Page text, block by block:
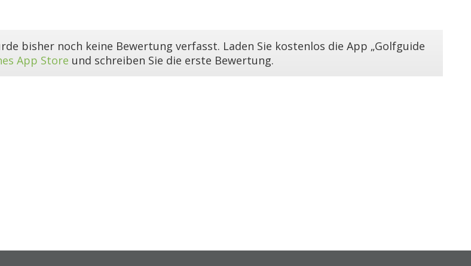
bisher noch keine Bewertung verfasst. Laden Sie kostenlos die App „Golfguide
App Store und schreiben Sie die erste Bewertung.